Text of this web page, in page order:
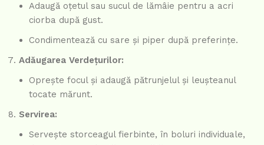
Adaugă oțetul sau sucul de lămâie pentru a acri
ciorba după gust.
Condimentează cu sare și piper după preferințe.
Adăugarea Verdețurilor:
Oprește focul și adaugă pătrunjelul și leușteanul
tocate mărunt.
Servirea:
Servește storceagul fierbinte, în boluri individuale,